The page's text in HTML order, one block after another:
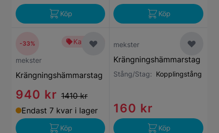
Köp Köp
Kampanj
mekster
Krängningshämmarstag
940 kr 1410 kr
-33%
Endast 7 kvar i lager
Köp
mekster
Krängningshämmarstag
Stång/Stag: Kopplingstång
160 kr
Köp